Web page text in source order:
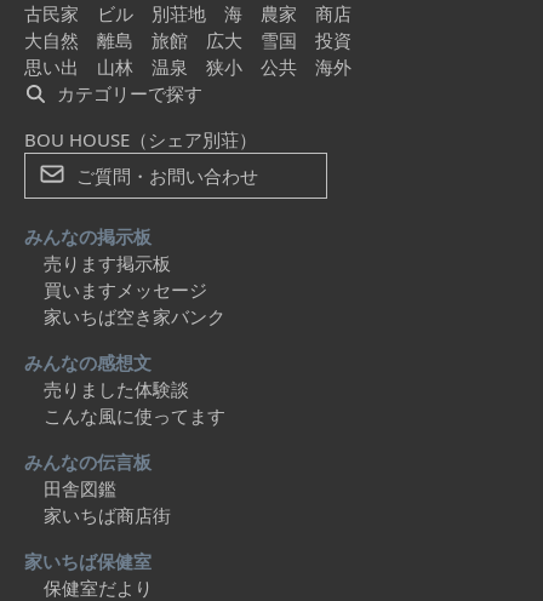
古民家
ビル 別荘地 海 農家
商店
大自然
離島 旅館 広大 雪国
投資
思い出
山林 温泉 狭小 公共
海外
カテゴリーで探す
BOU HOUSE（シェア別荘）
ご質問・お問い合わせ
みんなの掲示板
売ります掲示板
買いますメッセージ
家いちば空き家バンク
みんなの感想文
売りました体験談
こんな風に使ってます
みんなの伝言板
田舎図鑑
家いちば商店街
家いちば保健室
保健室だより